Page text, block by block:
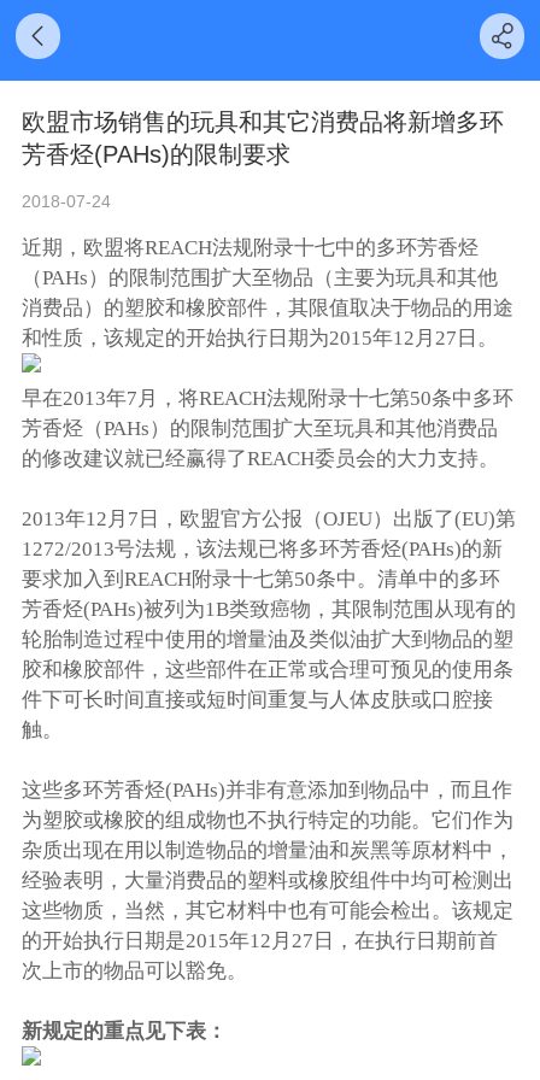
欧盟市场销售的玩具和其它消费品将新增多环
芳香烃(PAHs)的限制要求
2018-07-24
近期，欧盟将REACH法规附录十七中的多环芳香烃
（PAHs）的限制范围扩大至物品（主要为玩具和其他
消费品）的塑胶和橡胶部件，其限值取决于物品的用途
和性质，该规定的开始执行日期为2015年12月27日。
早在2013年7月，将REACH法规附录十七第50条中多环
芳香烃（PAHs）的限制范围扩大至玩具和其他消费品
的修改建议就已经赢得了REACH委员会的大力支持。
2013年12月7日，欧盟官方公报（OJEU）出版了(EU)第
1272/2013号法规，该法规已将多环芳香烃(PAHs)的新
要求加入到REACH附录十七第50条中。清单中的多环
芳香烃(PAHs)被列为1B类致癌物，其限制范围从现有的
轮胎制造过程中使用的增量油及类似油扩大到物品的塑
胶和橡胶部件，这些部件在正常或合理可预见的使用条
件下可长时间直接或短时间重复与人体皮肤或口腔接
触。
这些多环芳香烃(PAHs)并非有意添加到物品中，而且作
为塑胶或橡胶的组成物也不执行特定的功能。它们作为
杂质出现在用以制造物品的增量油和炭黑等原材料中，
经验表明，大量消费品的塑料或橡胶组件中均可检测出
这些物质，当然，其它材料中也有可能会检出。该规定
的开始执行日期是2015年12月27日，在执行日期前首
次上市的物品可以豁免。
新规定的重点见下表：